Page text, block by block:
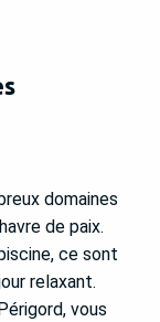
domaines
de paix.
ce sont
relaxant.
vous